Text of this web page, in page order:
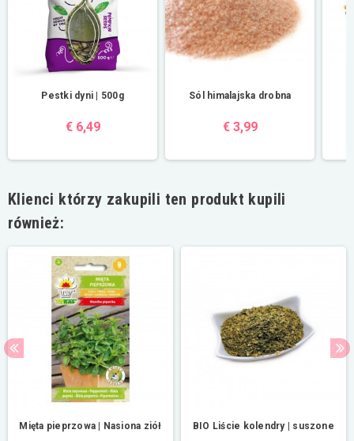
Pestki dyni | 500g
€ 6,49
Sól himalajska drobna
€ 3,99
Klienci którzy zakupili ten produkt kupili
również:
Mięta pieprzowa | Nasiona ziół BIO Liście kolendry | suszone